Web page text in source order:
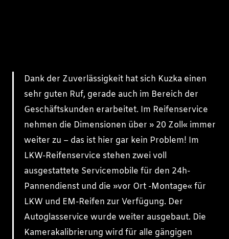
Dank der Zuverlässigkeit hat sich Kuzka einen
sehr guten Ruf, gerade auch im Bereich der
Geschäftskunden erarbeitet. Im Reifenservice
nehmen die Dimensionen über » 20 Zoll« immer
weiter zu – das ist hier gar kein Problem! Im
LKW-Reifenservice stehen zwei voll
ausgestattete Servicemobile für den 24h-
Pannendienst und die »vor Ort -Montage« für
LKW und EM-Reifen zur Verfügung. Der
Autoglasservice wurde weiter ausgebaut. Die
Kamerakalibrierung wird für alle gängigen